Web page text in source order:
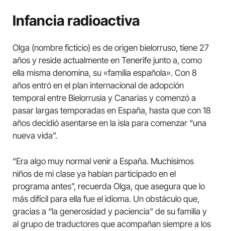
Infancia radioactiva
Olga (nombre ficticio) es de origen bielorruso, tiene 27
años y reside actualmente en Tenerife junto a, como
ella misma denomina, su «familia española». Con 8
años entró en el plan internacional de adopción
temporal entre Bielorrusia y Canarias y comenzó a
pasar largas temporadas en España, hasta que con 18
años decidió asentarse en la isla para comenzar “una
nueva vida”.
“Era algo muy normal venir a España. Muchísimos
niños de mi clase ya habían participado en el
programa antes”, recuerda Olga, que asegura que lo
más difícil para ella fue el idioma. Un obstáculo que,
gracias a “la generosidad y paciencia” de su familia y
al grupo de traductores que acompañan siempre a los